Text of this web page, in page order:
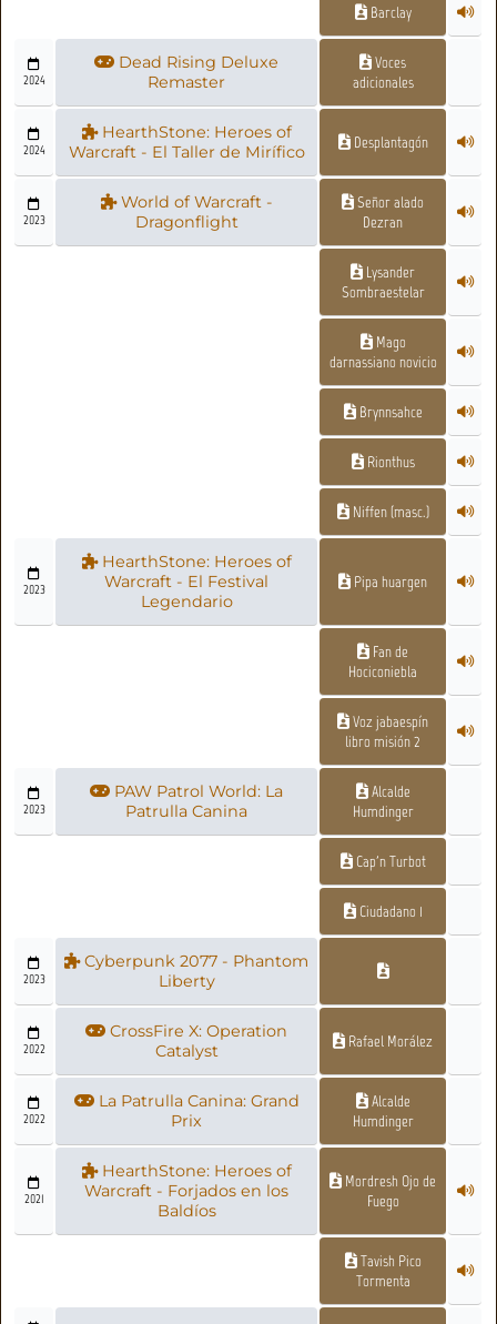
Barclay
2024
Dead Rising Deluxe
Remaster
Voces
adicionales
2024
HearthStone: Heroes of
Warcraft - El Taller de Mirífico
Desplantagón
2023
World of Warcraft -
Dragonflight
Señor alado
Dezran
Lysander
Sombraestelar
Mago
darnassiano novicio
Brynnsahce
Rionthus
Niffen (masc.)
2023
HearthStone: Heroes of
Warcraft - El Festival
Legendario
Pipa huargen
Fan de
Hociconiebla
Voz jabaespín
libro misión 2
2023
PAW Patrol World: La
Patrulla Canina
Alcalde
Humdinger
Cap'n Turbot
Ciudadano 1
2023
Cyberpunk 2077 - Phantom
Liberty
2022
CrossFire X: Operation
Catalyst
Rafael Morález
2022
La Patrulla Canina: Grand
Prix
Alcalde
Humdinger
2021
HearthStone: Heroes of
Warcraft - Forjados en los
Baldíos
Mordresh Ojo de
Fuego
Tavish Pico
Tormenta